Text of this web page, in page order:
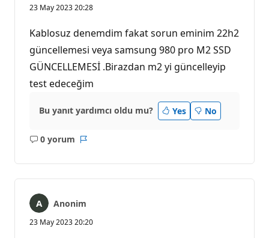
23 May 2023 20:28
Kablosuz denemdim fakat sorun eminim 22h2
güncellemesi veya samsung 980 pro M2 SSD
GÜNCELLEMESİ .Birazdan m2 yi güncelleyip
test edeceğim
Bu yanıt yardımcı oldu mu? Yes No
0 yorum
Açıklama
Anonim
23 May 2023 20:20